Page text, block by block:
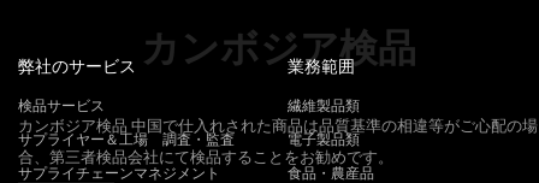
カンボジア検品
カンボジア検品 中国で仕入れされた商品は品質基準の相違等がご心配の場
合、第三者検品会社にて検品することをお勧めです。
弊社のサービス
検品サービス
サプライヤー＆工場 調査・監査
サプライチェーンマネジメント
業務範囲
繊維製品類
電子製品類
食品・農産品